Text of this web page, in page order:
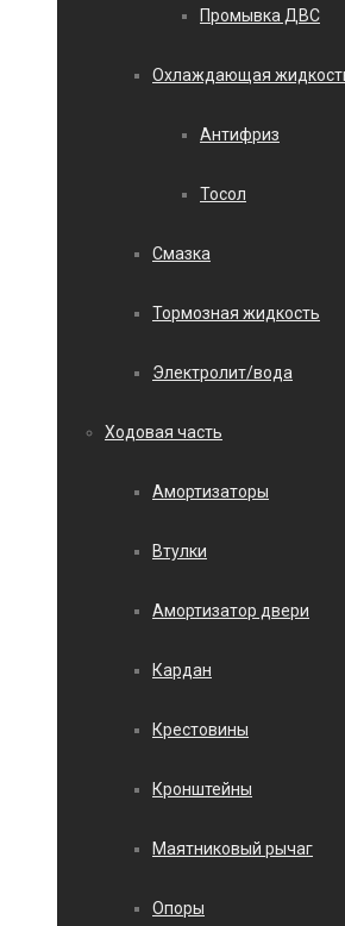
Промывка ДВС
Охлаждающая
Антифриз
Тосол
Смазка
Тормозная жидкость
Электролит/вода
Ходовая часть
Амортизаторы
Втулки
Амортизатор двери
Кардан
Крестовины
Кронштейны
Маятниковый рычаг
Опоры